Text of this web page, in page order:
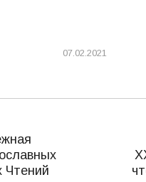
07.02.2021
Чтений